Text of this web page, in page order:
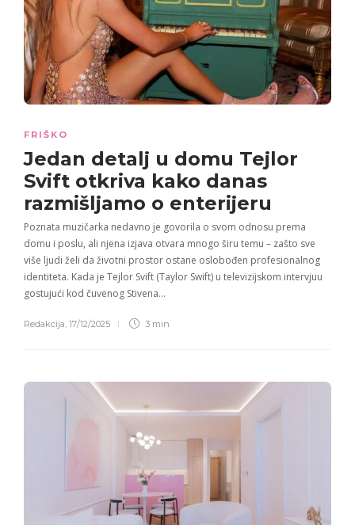
FRIŠKO
Jedan detalj u domu Tejlor
Svift otkriva kako danas
razmišljamo o enterijeru
Poznata muzičarka nedavno je govorila o svom odnosu prema
domu i poslu, ali njena izjava otvara mnogo širu temu – zašto sve
više ljudi želi da životni prostor ostane oslobođen profesionalnog
identiteta. Kada je Tejlor Svift (Taylor Swift) u televizijskom intervjuu
gostujući kod čuvenog Stivena…
Redakcija 17/12/2025 3 min